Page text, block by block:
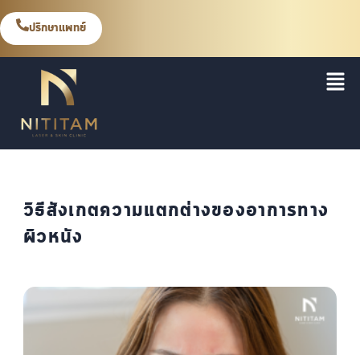
ปรึกษาแพทย์
วิธีสังเกตความแตกต่างของอาการทาง
ผิวหนัง